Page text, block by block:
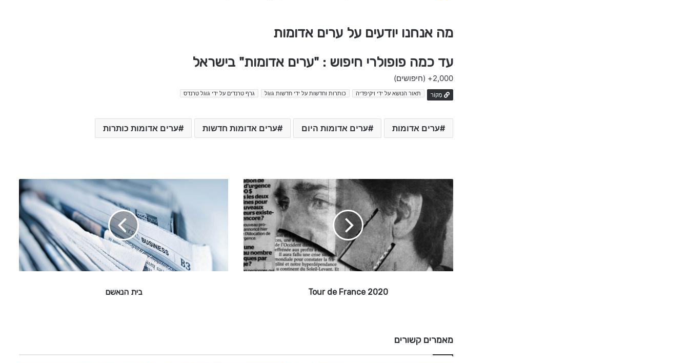
מה אנחנו יודעים על ערים אדומות
עד כמה פופולרי חיפוש : "ערים אדומות" בישראל
2,000+ (חיפושים)
מָקוֹר תאור הנושא על ידי ויקיפדיה כותרות וחדשות על ידי חדשות גוגל גרף טרנדים על ידי גוגל טרנדס
ערים אדומות ערים אדומות היום ערים אדומות חדשות ערים אדומות כותרות
o
u
r
d
e
a
0
Tour de France 2020 בית הנאשם
מאמרים קשורים